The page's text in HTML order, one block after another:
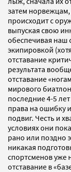
затем
происходит с
выпуская свою
обеспечивая наш
экипировкой
отставание
результата
отставание
мирового
последние 4-5
права на ошибку
подвиг. Честь и
условиях они
рано или поздно
никакая
спортсменов уже
отставание в